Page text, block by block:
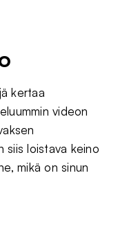
kertaa
videon
siis loistava keino
mikä on sinun